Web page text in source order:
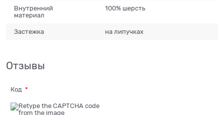
Внутренний
материал
100% шерсть
Застежка на липучках
Отзывы
Код